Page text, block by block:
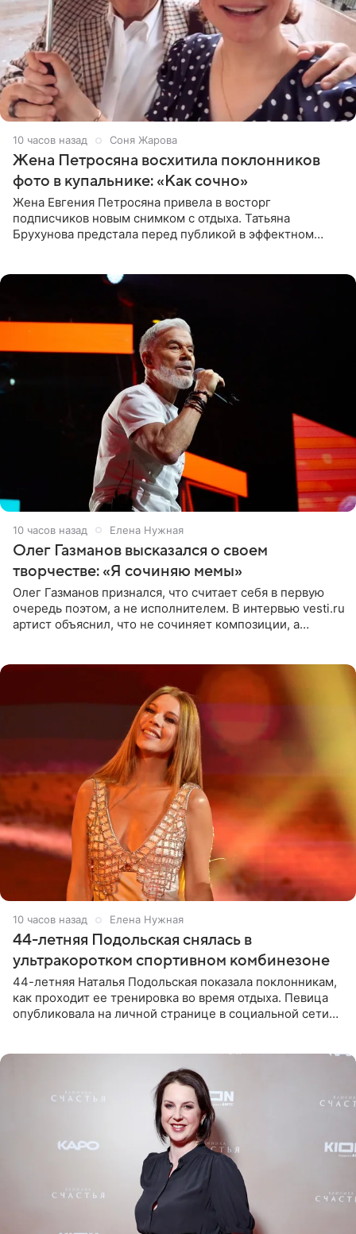
10 часов назад Соня Жарова
Жена Петросяна восхитила поклонников
фото в купальнике: «Как сочно»
Жена Евгения Петросяна привела в восторг
подписчиков новым снимком с отдыха. Татьяна
Брухунова предстала перед публикой в эффектном
10 часов назад Елена Нужная
Олег Газманов высказался о своем
творчестве: «Я сочиняю мемы»
Олег Газманов признался, что считает себя в первую
очередь поэтом, а не исполнителем. В интервью vesti.ru
артист объяснил, что не сочиняет композиции, а
10 часов назад Елена Нужная
44-летняя Подольская снялась в
ультракоротком спортивном комбинезоне
44-летняя Наталья Подольская показала поклонникам,
как проходит ее тренировка во время отдыха. Певица
опубликовала на личной странице в социальной сети